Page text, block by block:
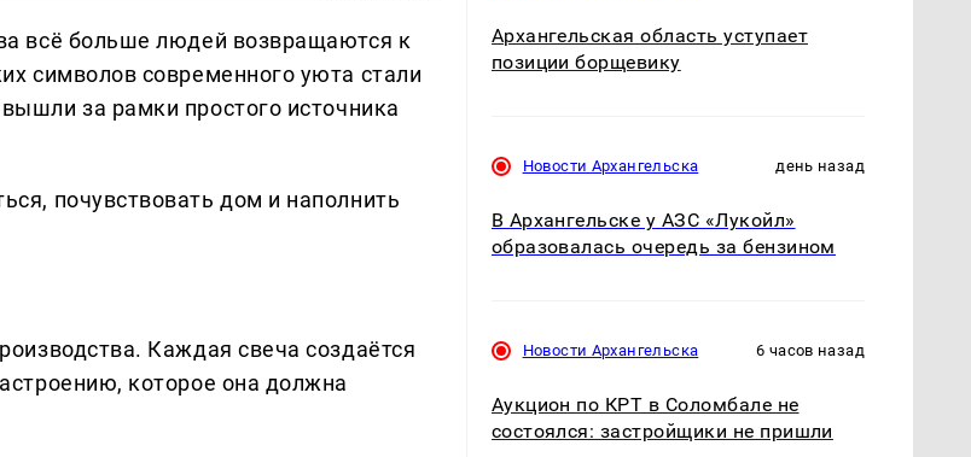
всё больше людей возвращаются к
символов современного уюта стали
за рамки простого источника
почувствовать дом и наполнить
Каждая свеча создаётся
которое она должна
Архангельская область уступает
позиции борщевику
Новости Архангельска день назад
В Архангельске у АЗС «Лукойл»
образовалась очередь за бензином
Новости Архангельска 6 часов назад
Аукцион по КРТ в Соломбале не
состоялся: застройщики не пришли